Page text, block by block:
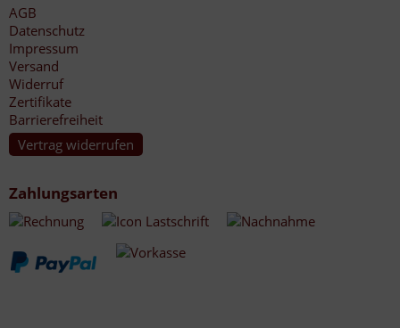
AGB
Datenschutz
Impressum
Versand
Widerruf
Zertifikate
Barrierefreiheit
Vertrag widerrufen
Zahlungsarten